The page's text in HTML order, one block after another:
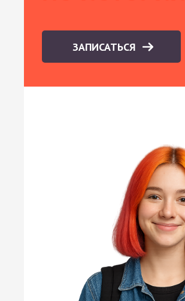
ЗАПИСАТЬСЯ